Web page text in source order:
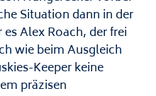
Situation dann in der
Alex Roach, der frei
wie beim Ausgleich
Keeper keine
präzisen